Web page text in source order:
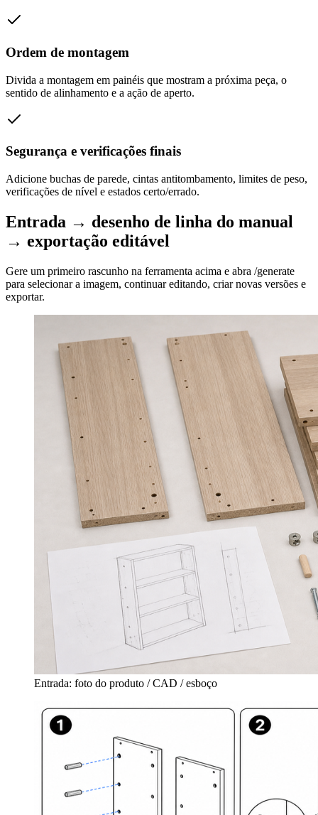
Ordem de montagem
Divida a montagem em painéis que mostram a próxima peça, o
sentido de alinhamento e a ação de aperto.
Segurança e verificações finais
Adicione buchas de parede, cintas antitombamento, limites de peso,
verificações de nível e estados certo/errado.
Entrada → desenho de linha do manual
→ exportação editável
Gere um primeiro rascunho na ferramenta acima e abra /generate
para selecionar a imagem, continuar editando, criar novas versões e
exportar.
Entrada: foto do produto / CAD / esboço